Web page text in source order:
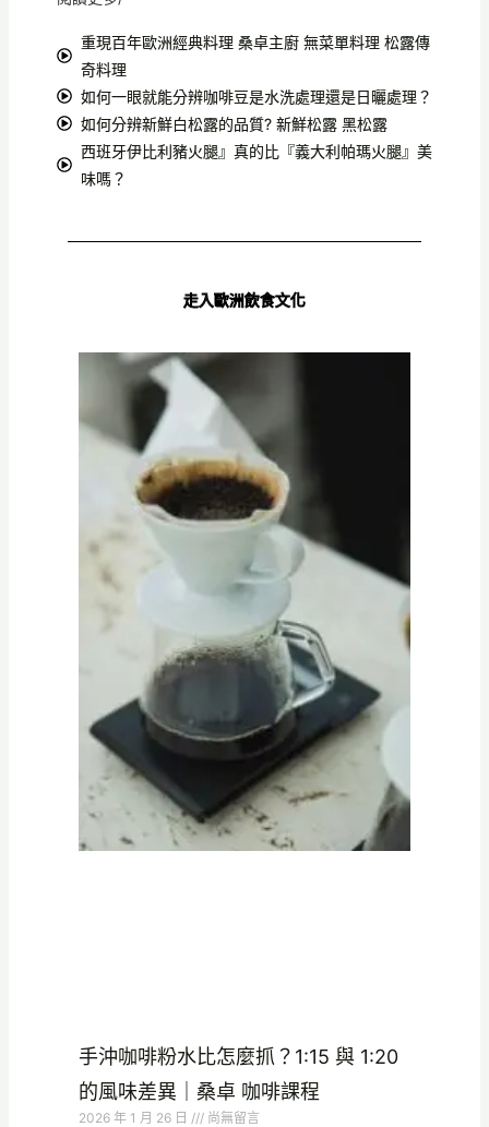
重現百年歐洲經典料理 桑卓主廚 無菜單料理 松露傳
奇料理
如何一眼就能分辨咖啡豆是水洗處理還是日曬處理？
如何分辨新鮮白松露的品質? 新鮮松露 黑松露
西班牙伊比利豬火腿』真的比『義大利帕瑪火腿』美
味嗎？
走入歐洲飲食文化
手沖咖啡粉水比怎麼抓？1:15 與 1:20
的風味差異｜桑卓 咖啡課程
2026 年 1 月 26 日 尚無留言